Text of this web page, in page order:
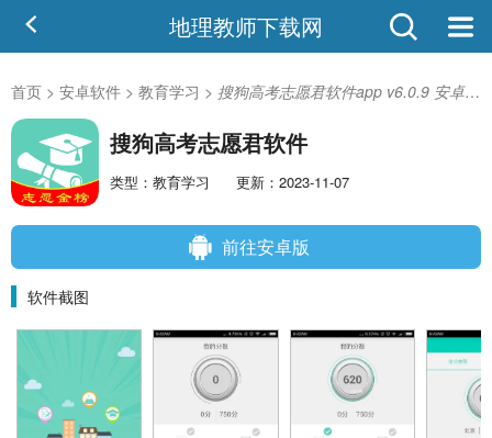
地理教师下载网
首页 > 安卓软件 > 教育学习 > 搜狗高考志愿君软件app v6.0.9 安卓版-手机版下载
搜狗高考志愿君软件
类型：教育学习 更新：2023-11-07
前往安卓版
软件截图